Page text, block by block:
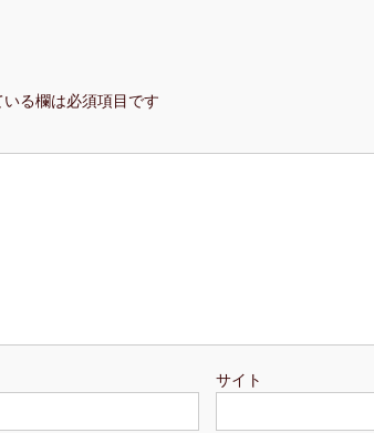
いる欄は必須項目です
サイト